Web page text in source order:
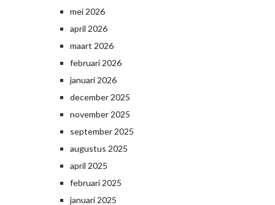
mei 2026
april 2026
maart 2026
februari 2026
januari 2026
december 2025
november 2025
september 2025
augustus 2025
april 2025
februari 2025
januari 2025